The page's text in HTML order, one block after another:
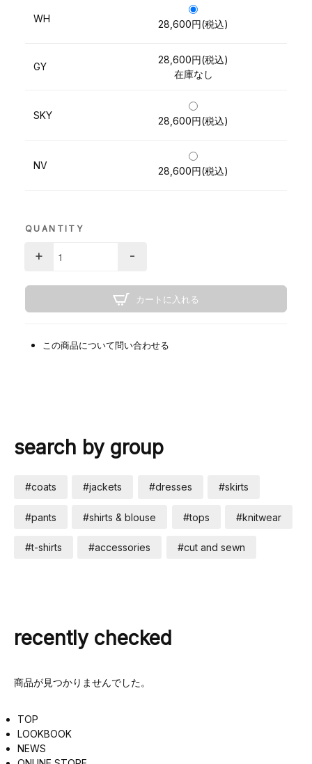
WH 28,600円(税込)
GY
28,600円(税込)
在庫なし
SKY 28,600円(税込)
NV 28,600円(税込)
QUANTITY
+ -
カートに入れる
この商品について問い合わせる
search by group
#coats #jackets #dresses #skirts
#pants #shirts & blouse #tops #knitwear
#t-shirts #accessories #cut and sewn
recently checked
商品が見つかりませんでした。
TOP
LOOKBOOK
NEWS